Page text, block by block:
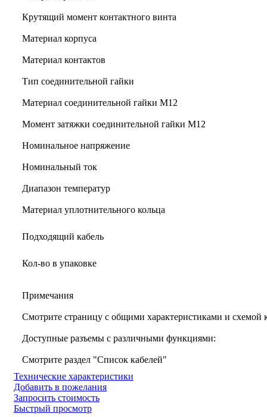
Крутящий момент контактного винта
Материал корпуса
Материал контактов
Тип соединительной гайки
Материал соединительной гайки M12
Момент затяжки соединительной гайки M12
Номинальное напряжение
Номинальный ток
Диапазон температур
Материал уплотнительного кольца
Подходящий кабель
Кол-во в упаковке
Примечания
Смотрите страницу с общими характеристиками и схемой
Доступные разъемы с различными функциями:
Смотрите раздел "Список кабелей"
Технические характеристики
Добавить в пожелания
Запросить стоимость
Быстрый просмотр